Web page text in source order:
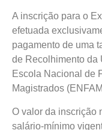
A inscrição para o
efetuada
pagamento de uma
de Recolhimento da
Escola Nacional de
Magistrados
O valor da inscrição
salário-mínimo